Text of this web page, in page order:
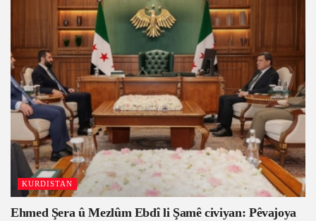
KURDISTAN
Ehmed Şera û Mezlûm Ebdî li Şamê civiyan: Pêvajoya